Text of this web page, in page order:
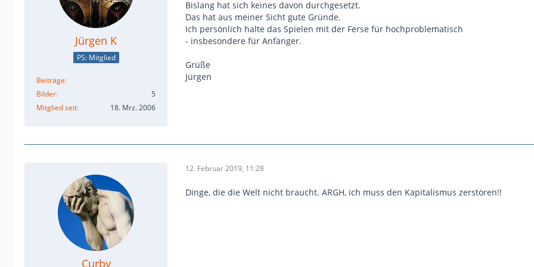
Jürgen K
PS: Mitglied
Beiträge
Bilder
5
Mitglied seit
18. Mrz. 2006
Bislang hat sich keines davon durchgesetzt.
Das hat aus meiner Sicht gute Gründe.
Ich persönlich halte das Spielen mit der Ferse für hochproblematisch
- insbesondere für Anfänger.
Grüße
Jürgen
Curby
12. Februar 2019, 11:28
Dinge, die die Welt nicht braucht. ARGH, ich muss den Kapitalismus zerstören!!